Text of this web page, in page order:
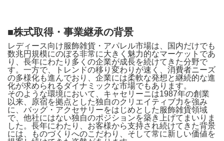
■株式取得・事業継承の背景
レディース向け服飾雑貨・アパレル市場は、国内だけでも
数兆円規模にのぼる非常に大きく魅力的なマーケットであ
り、長年にわたり多くの企業が成長を続けてきた分野で
す。一方で、トレンドの移り変わりが速く、消費者ニーズ
の多様化も進んでおり、企業には柔軟な発想と継続的な進
化が求められるダイナミックな市場でもあります。
そのような環境において、キャセリーニは1987年の創業
以来、原宿を拠点とした独自のクリエイティブ力を強み
に、バッグ・アクセサリーをはじめとした服飾雑貨領域
で、他社にはない独自のポジションを築き上げてまいりま
した。長年にわたり、お客様から支持され続けてきた背景
には、ものづくりへのこだわり、そして常に新しい価値を